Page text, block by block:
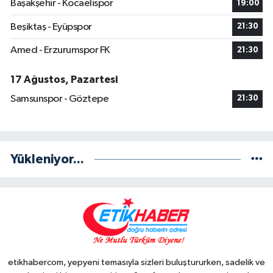
Başakşehir - Kocaelispor 19:00
Beşiktaş - Eyüpspor 21:30
Amed - Erzurumspor FK 21:30
17 Ağustos, Pazartesi
Samsunspor - Göztepe
21:30
Yükleniyor...
etikhabercom, yepyeni temasıyla sizleri buluştururken, sadelik ve